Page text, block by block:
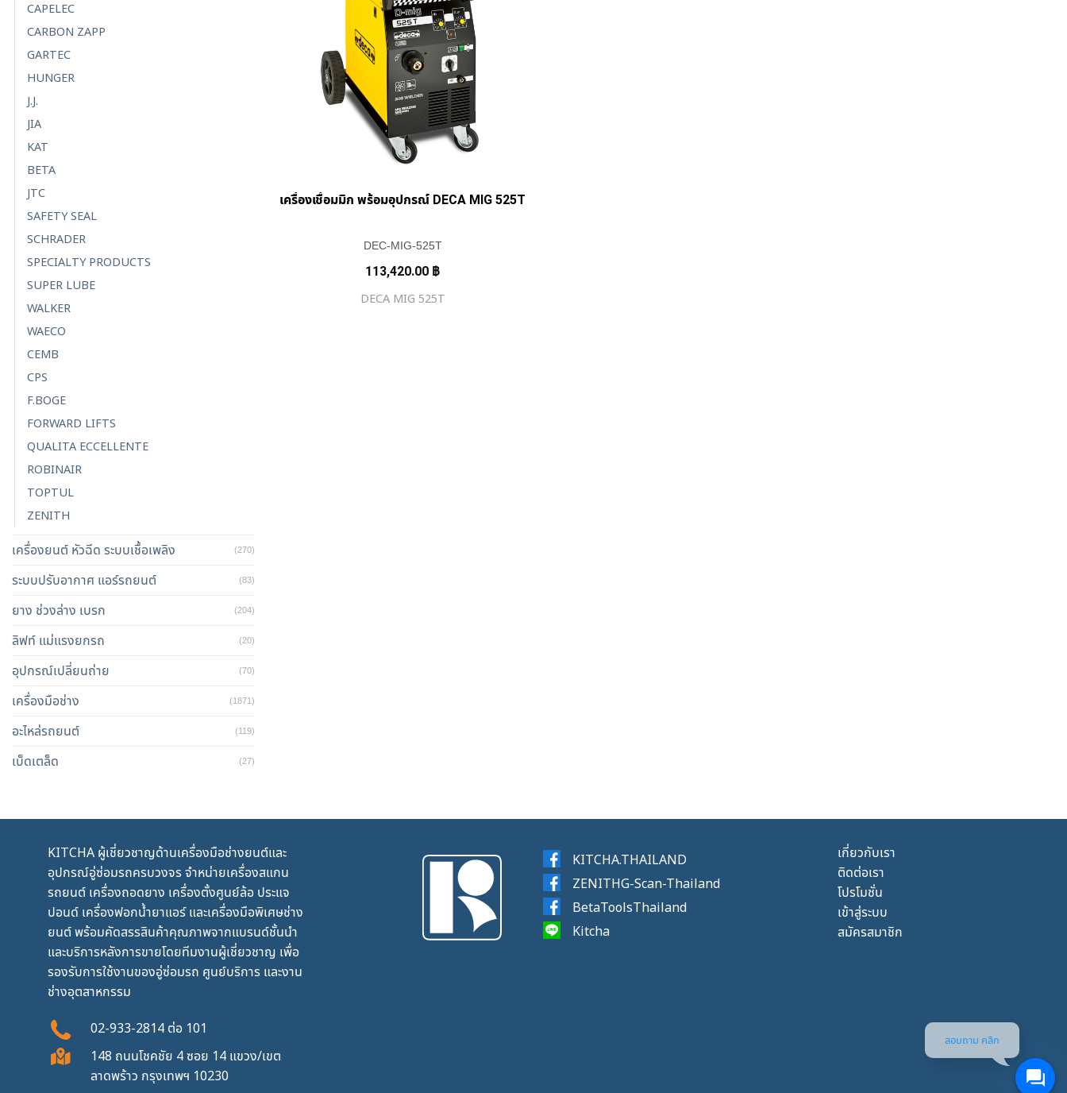
CAPELEC
CARBON ZAPP
GARTEC
HUNGER
J.J.
JIA
KAT
BETA
JTC
SAFETY SEAL
SCHRADER
SPECIALTY PRODUCTS
SUPER LUBE
WALKER
WAECO
CEMB
CPS
F.BOGE
FORWARD LIFTS
QUALITA ECCELLENTE
ROBINAIR
TOPTUL
ZENITH
เครื่องยนต์ หัวฉีด ระบบเชื้อเพลิง (270)
ระบบปรับอากาศ แอร์รถยนต์ (83)
ยาง ช่วงล่าง เบรก (204)
ลิฟท์ แม่แรงยกรถ (20)
อุปกรณ์เปลี่ยนถ่าย (70)
เครื่องมือช่าง (1871)
อะไหล่รถยนต์ (119)
เบ็ดเตล็ด (27)
เครื่องเชื่อมมิก พร้อมอุปกรณ์ DECA MIG 525T
DEC-MIG-525T
113,420.00 ฿
DECA MIG 525T
KITCHA ผู้เชี่ยวชาญด้านเครื่องมือช่างยนต์และ
อุปกรณ์อู่ซ่อมรถครบวงจร จำหน่ายเครื่องสแกน
รถยนต์ เครื่องถอดยาง เครื่องตั้งศูนย์ล้อ ประแจ
ปอนด์ เครื่องฟอกน้ำยาแอร์ และเครื่องมือพิเศษช่าง
ยนต์ พร้อมคัดสรรสินค้าคุณภาพจากแบรนด์ชั้นนำ
และบริการหลังการขายโดยทีมงานผู้เชี่ยวชาญ เพื่อ
รองรับการใช้งานของอู่ซ่อมรถ ศูนย์บริการ และงาน
ช่างอุตสาหกรรม
02-933-2814 ต่อ101
148 ถนนโชคชัย 4 ซอย 14 แขวง/เขต
ลาดพร้าว กรุงเทพฯ 10230
KITCHA.THAILAND
ZENITHG-Scan-Thailand
BetaToolsThailand
Kitcha
เกี่ยวกับเรา
ติดต่อเรา
โปรโมชั่น
เข้าสู่ระบบ
สมัครสมาชิก
สอบถาม คลิก